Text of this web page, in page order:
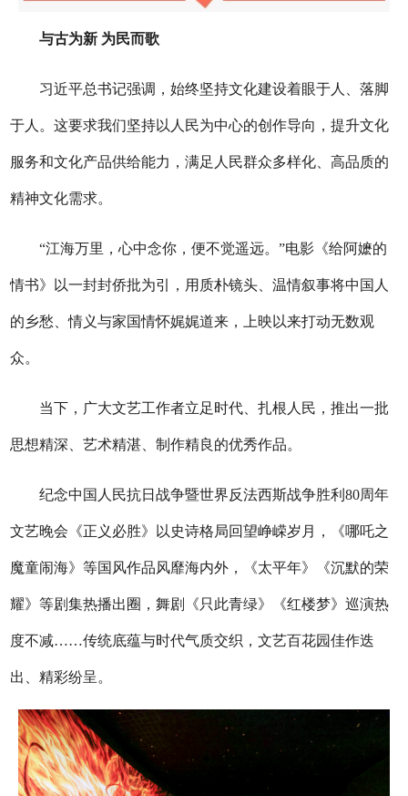
与古为新 为民而歌
习近平总书记强调，始终坚持文化建设着眼于人、落脚
于人。这要求我们坚持以人民为中心的创作导向，提升文化
服务和文化产品供给能力，满足人民群众多样化、高品质的
精神文化需求。
“江海万里，心中念你，便不觉遥远。”电影《给阿嬷的
情书》以一封封侨批为引，用质朴镜头、温情叙事将中国人
的乡愁、情义与家国情怀娓娓道来，上映以来打动无数观
众。
当下，广大文艺工作者立足时代、扎根人民，推出一批
思想精深、艺术精湛、制作精良的优秀作品。
纪念中国人民抗日战争暨世界反法西斯战争胜利80周年
文艺晚会《正义必胜》以史诗格局回望峥嵘岁月，《哪吒之
魔童闹海》等国风作品风靡海内外，《太平年》《沉默的荣
耀》等剧集热播出圈，舞剧《只此青绿》《红楼梦》巡演热
度不减……传统底蕴与时代气质交织，文艺百花园佳作迭
出、精彩纷呈。